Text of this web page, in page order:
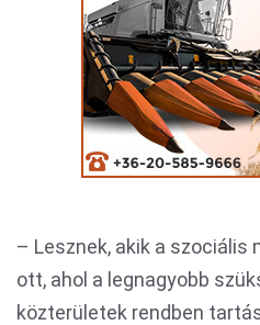
– Lesznek, akik a szociális
ott, ahol a legnagyobb
közterületek rendben